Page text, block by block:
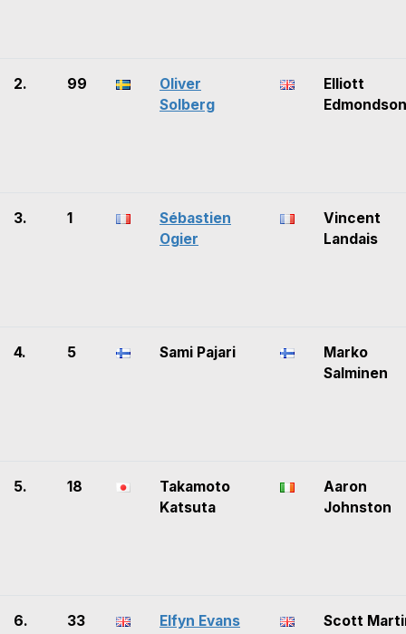
2. 99
Oliver
Solberg
Elliott
Edmondson
3. 1
Sébastien
Ogier
Vincent
Landais
4. 5 Sami Pajari
Marko
Salminen
5. 18
Takamoto
Katsuta
Aaron
Johnston
6. 33 Elfyn Evans Scott